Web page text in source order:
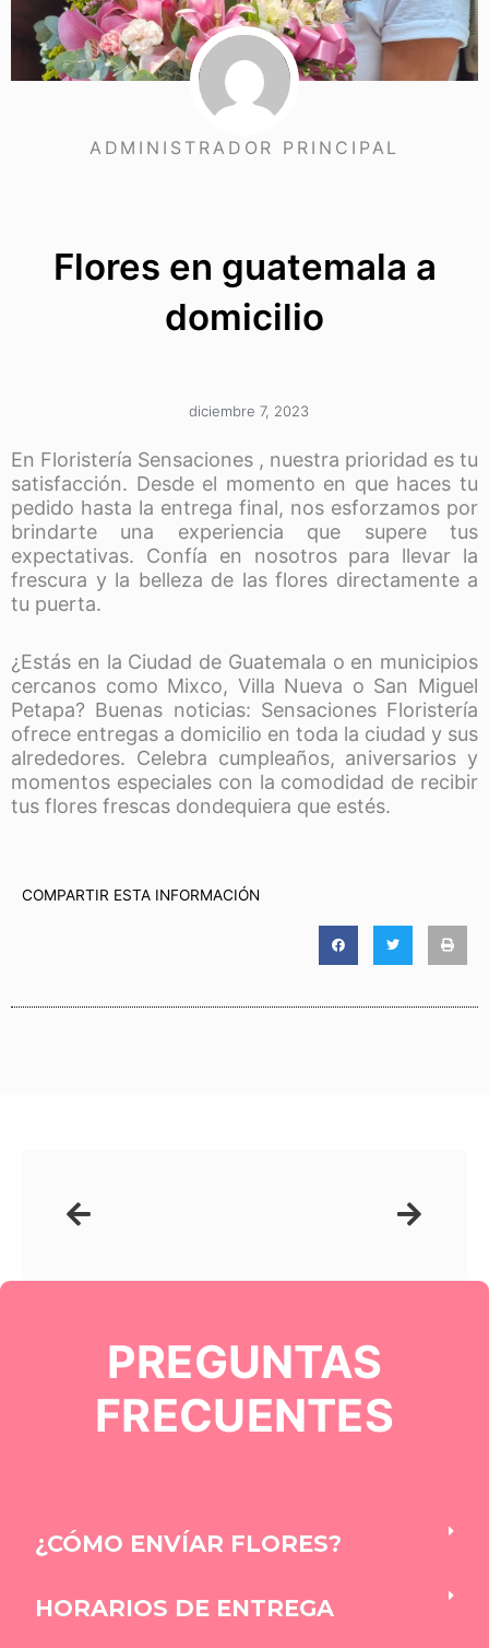
ADMINISTRADOR PRINCIPAL
Flores en guatemala a
domicilio
diciembre 7, 2023
En Floristería Sensaciones , nuestra prioridad es tu
satisfacción. Desde el momento en que haces tu
pedido hasta la entrega final, nos esforzamos por
brindarte una experiencia que supere tus
expectativas. Confía en nosotros para llevar la
frescura y la belleza de las flores directamente a
tu puerta.
¿Estás en la Ciudad de Guatemala o en municipios
cercanos como Mixco, Villa Nueva o San Miguel
Petapa? Buenas noticias: Sensaciones Floristería
ofrece entregas a domicilio en toda la ciudad y sus
alrededores. Celebra cumpleaños, aniversarios y
momentos especiales con la comodidad de recibir
tus flores frescas dondequiera que estés.
COMPARTIR ESTA INFORMACIÓN
Ant
PREGUNTAS
FRECUENTES
¿CÓMO ENVÍAR FLORES?
HORARIOS DE ENTREGA